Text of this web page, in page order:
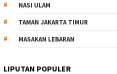
NASI ULAM
TAMAN JAKARTA TIMUR
MASAKAN LEBARAN
LIPUTAN POPULER